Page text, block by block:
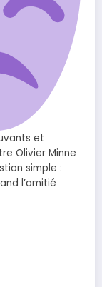
et
Olivier Minne
simple :
l’amitié